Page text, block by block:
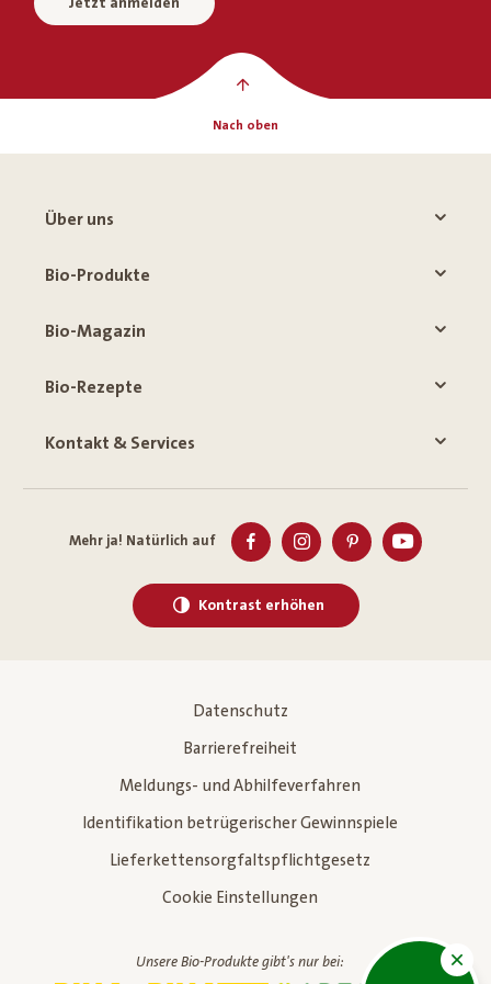
Nach oben
Über uns
Bio-Produkte
Bio-Magazin
Bio-Rezepte
Kontakt & Services
Mehr ja! Natürlich auf
Kontrast erhöhen
Datenschutz
Barrierefreiheit
Meldungs- und Abhilfeverfahren
Identifikation betrügerischer Gewinnspiele
Lieferkettensorgfaltspflichtgesetz
Cookie Einstellungen
Unsere Bio-Produkte gibt's nur bei: